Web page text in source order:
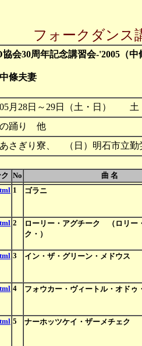
フォークダンス
協会30周年記念講習会-'2005（
條夫妻
05月28日～29日（土・日） 土
の踊り 他
あさぎり寮、 （日）明
No
曲 名
1 ゴラニ
2
ローリー・アグチーク （ロリー
ク・）
3 イン・ザ・グリーン・メドウス
4 フォウカー・ヴィートル・オドゥ
5 ナーホッツケイ・ザーメチェク